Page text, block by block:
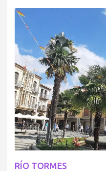
RÍO TORMES